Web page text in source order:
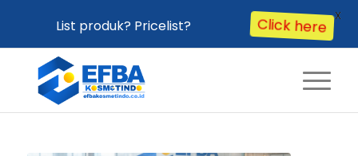
List produk? Pricelist? Click here
X